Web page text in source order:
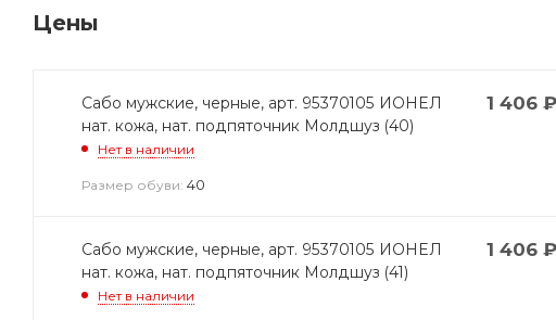
Цены
Сабо мужские, черные, арт. 95370105 ИОНЕЛ
нат. кожа, нат. подпяточник Молдшуз (40)
Нет в наличии
Размер обуви: 40
1 406₽
Сабо мужские, черные, арт. 95370105 ИОНЕЛ
нат. кожа, нат. подпяточник Молдшуз (41)
Нет в наличии
1 406₽